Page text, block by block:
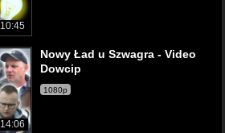
10:45
14:06
Nowy Ład u Szwagra - Video
Dowcip
1080p